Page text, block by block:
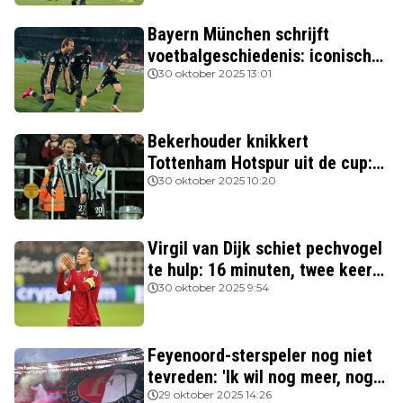
Bayern München schrijft
voetbalgeschiedenis: iconische
Nederlanders verslagen
30 oktober 2025 13:01
Bekerhouder knikkert
Tottenham Hotspur uit de cup:
drie van de vier topclubs nog in
30 oktober 2025 10:20
Virgil van Dijk schiet pechvogel
te hulp: 16 minuten, twee keer
rood
30 oktober 2025 9:54
Feyenoord-sterspeler nog niet
tevreden: 'Ik wil nog meer, nog
beter spelen'
29 oktober 2025 14:26